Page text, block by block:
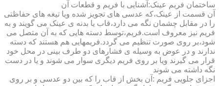
ساختمان فریم عینک:آشنایی با فریم و قطعات آن
آن قسمت از عینک،که عدسی های تجویز شده ویا تیغه های حفاظتی
را در مقابل چشمان نگه می دارد،قاب یا بدنه ی عینک می گویند و به
فریم نیز معروف است.فریم،توسط دسته هایی که به آن متصل می
شود،بر روی صورت تنظیم می گردد.فریمهایی هم هستند که دسته
ندارند و در عوض به وسیله ی فشارهای دو طرف بینی در محل خود
قرار می گیرند ویا بر روی فریم دیگری سوار می شوند و یا در دست
نگه داشته می شوند
اجزای جلویی فریم :آن بخش از قاب را که بین دو عدسی و بر روی